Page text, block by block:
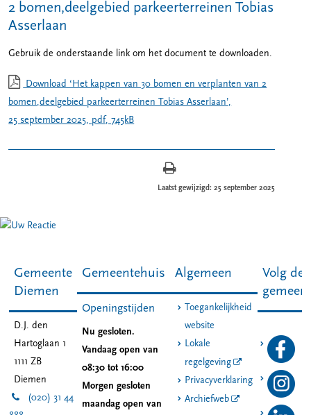
2 bomen,deelgebied parkeerterreinen Tobias
Asserlaan
Gebruik de onderstaande link om het document te downloaden.
Download ‘Het kappen van 30 bomen en verplanten van 2
bomen,deelgebied parkeerterreinen Tobias Asserlaan’,
25 september 2025, pdf, 745kB
Laatst gewijzigd: 25 september 2025
Gemeente
Diemen
D.J. den
Hartoglaan 1
1111 ZB
Diemen
(020) 31 44
Gemeentehuis
Openingstijden
Nu gesloten.
Vandaag open van
08:30 tot 16:00
Morgen gesloten
maandag open van
Algemeen
Toegankelijkheid
website
Lokale
regelgeving
Privacyverklaring
Archiefweb
Volg de